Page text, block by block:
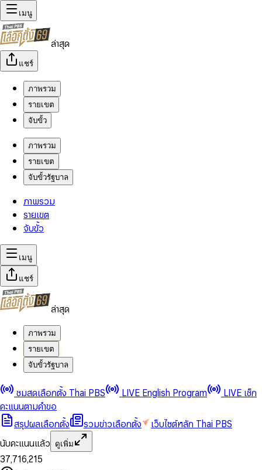
เมนู
ล่าสุด
แชร์
ภาพรวม
รายเขต
จับขั้ว
ภาพรวม
รายเขต
จับขั้วรัฐบาล
ภาพรวม
รายเขต
จับขั้ว
เมนู
แชร์
ล่าสุด
ภาพรวม
รายเขต
จับขั้วรัฐบาล
ชมสดเลือกตั้ง Thai PBS LIVE English Program
LIVE เช็ก
คะแนนตามคำขอ
สรุปผลเลือกตั้ง
รวมข่าวเลือกตั้ง
เว็บไซต์หลัก Thai PBS
นับคะแนนแล้ว
ดูเพิ่ม
0
1
2
3
0
1
2
3
4
5
6
7,
0
1
2
4
6
7
0
1
0
1
3
5
6,
1
2
0
1
0
2
3
4
5
0
1
0
1 0